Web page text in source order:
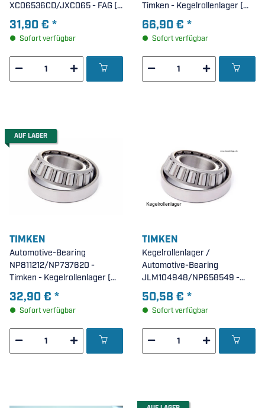
XC06536CD/JXC065 - FAG (
21,986x45x6,6mm )
31,90 € *
Sofort verfügbar
Timken - Kegelrollenlager (
42x74x19,558mm )
66,90 € *
Sofort verfügbar
AUF LAGER
TIMKEN
Automotive-Bearing
NP811212/NP737620 -
Timken - Kegelrollenlager (
40x68x19,5mm )
32,90 € *
Sofort verfügbar
TIMKEN
Kegelrollenlager /
Automotive-Bearing
JLM104948/NP658549 -
TIMKEN ( 50x82x24,5mm )
50,58 € *
Sofort verfügbar